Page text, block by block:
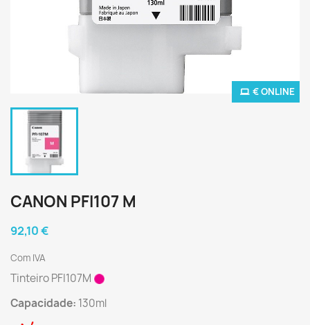
€ ONLINE
CANON PFI107 M
92,10 €
Com IVA
Tinteiro PFI107M
Capacidade: 130ml